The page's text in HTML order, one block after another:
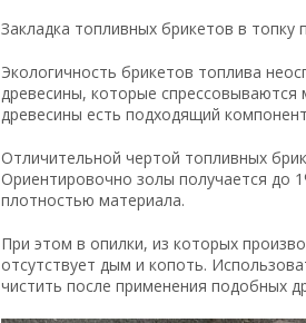
Закладка топливных брикетов в топку
Экологичность брикетов топлива
древесины, которые спрессовываются
древесины есть подходящий
Отличительной чертой топливных
Ориентировочно золы получается до
плотностью материала.
При этом в опилки, из которых
отсутствует дым и копоть.
чистить после применения подобных